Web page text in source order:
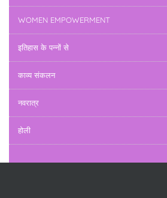
WOMEN EMPOWERMENT
इतिहास के पन्नों से
काव्य संकलन
नवरात्र
होली